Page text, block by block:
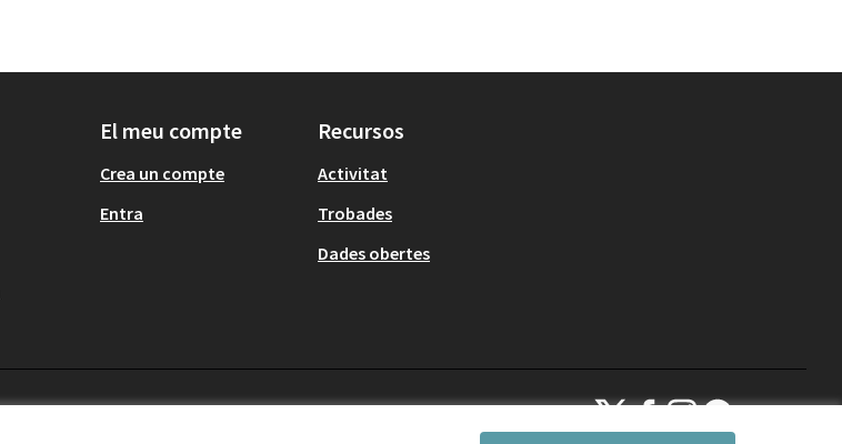
El meu compte
Crea un compte
Entra
Recursos
Activitat
Trobades
Dades obertes
Decidim Sant Cugat a X
Decidim Sant Cugat a Facebook
Decidim Sant Cugat a
Decidim Sant Cugat